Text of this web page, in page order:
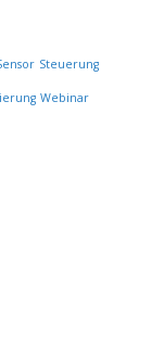
Steuerung
Webinar